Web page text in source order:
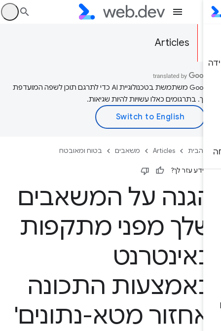
Articles
‫Google משתמשת בטכנולוגיית AI כדי לתרגם תוכן לשפה המועדפת
בתרגומים כאלו עשויות להיות שגיאות.
הבית Articles משאבים בטוח ומאובטח
עזר לך?
על המשאבים
מפני מתקפות
התכונה
מטא-נתונים'